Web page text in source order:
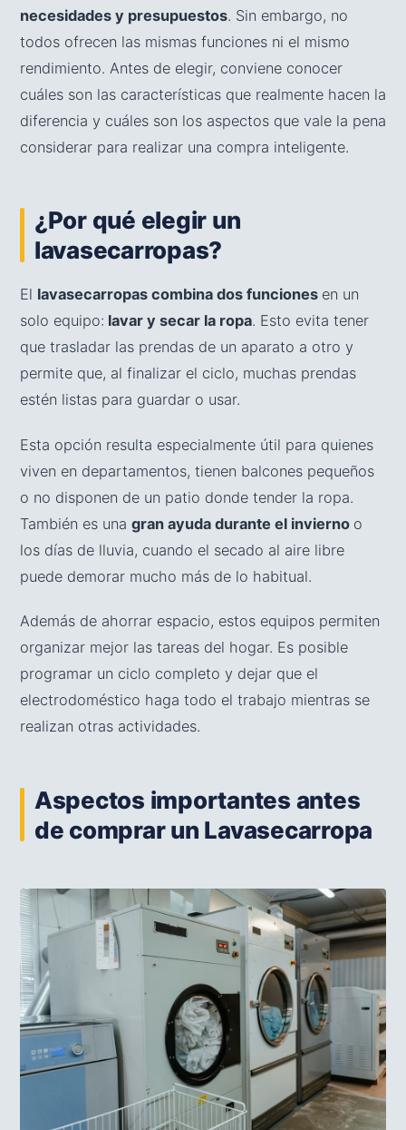
necesidades y presupuestos. Sin embargo, no
todos ofrecen las mismas funciones ni el mismo
rendimiento. Antes de elegir, conviene conocer
cuáles son las características que realmente hacen la
diferencia y cuáles son los aspectos que vale la pena
considerar para realizar una compra inteligente.
¿Por qué elegir un
lavasecarropas?
El lavasecarropas combina dos funciones en un
solo equipo: lavar y secar la ropa. Esto evita tener
que trasladar las prendas de un aparato a otro y
permite que, al finalizar el ciclo, muchas prendas
estén listas para guardar o usar.
Esta opción resulta especialmente útil para quienes
viven en departamentos, tienen balcones pequeños
o no disponen de un patio donde tender la ropa.
También es una gran ayuda durante el invierno o
los días de lluvia, cuando el secado al aire libre
puede demorar mucho más de lo habitual.
Además de ahorrar espacio, estos equipos permiten
organizar mejor las tareas del hogar. Es posible
programar un ciclo completo y dejar que el
electrodoméstico haga todo el trabajo mientras se
realizan otras actividades.
Aspectos importantes antes
de comprar un Lavasecarropa